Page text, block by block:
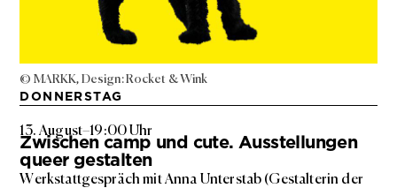
© MARKK, Design: Rocket & Wink
DONNERSTAG
13. August–19:00 Uhr
Zwischen camp und cute. Ausstellungen
queer gestalten
Werkstattgespräch mit Anna Unterstab (Gestalterin der